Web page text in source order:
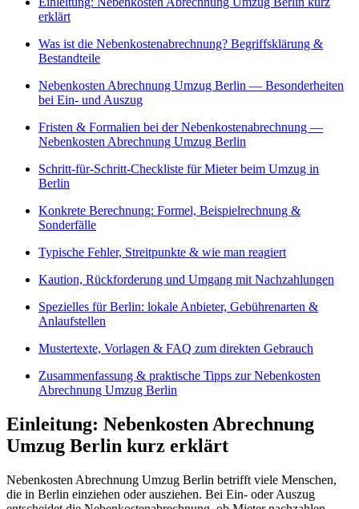
erklärt
Was ist die Nebenkostenabrechnung? Begriffsklärung &
Bestandteile
Nebenkosten Abrechnung Umzug Berlin — Besonderheiten
bei Ein- und Auszug
Fristen & Formalien bei der Nebenkostenabrechnung —
Nebenkosten Abrechnung Umzug Berlin
Schritt-für-Schritt-Checkliste für Mieter beim Umzug in
Berlin
Konkrete Berechnung: Formel, Beispielrechnung &
Sonderfälle
Typische Fehler, Streitpunkte & wie man reagiert
Kaution, Rückforderung und Umgang mit Nachzahlungen
Spezielles für Berlin: lokale Anbieter, Gebührenarten &
Anlaufstellen
Mustertexte, Vorlagen & FAQ zum direkten Gebrauch
Zusammenfassung & praktische Tipps zur Nebenkosten
Abrechnung Umzug Berlin
Einleitung: Nebenkosten Abrechnung
Umzug Berlin kurz erklärt
Nebenkosten Abrechnung Umzug Berlin betrifft viele Menschen,
die in Berlin einziehen oder ausziehen. Bei Ein- oder Auszug